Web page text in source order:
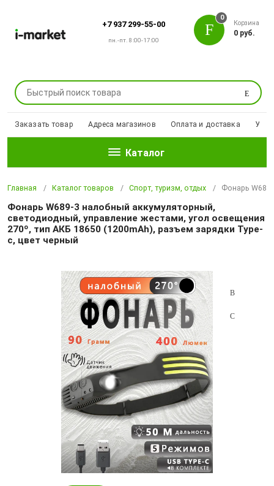
+7 937 299-55-00
пн.-пт. 8:00-17:00
Поиск
0
Корзина
0 руб.
Заказать товар Адреса магазинов Оплата и доставка
Каталог
Главная Каталог товаров Спорт, туризм, отдых Фонарь
Фонарь W689-3 налобный аккумуляторный,
светодиодный, управление жестами, угол освещения
270º, тип АКБ 18650 (1200mAh), разъем зарядки Type-
c, цвет черный